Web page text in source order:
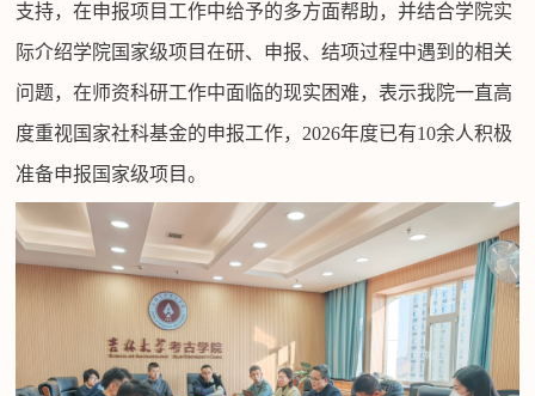
支持，在申报项目工作中给予的多方面帮助，并结合学院实
际介绍学院国家级项目在研、申报、结项过程中遇到的相关
问题，在师资科研工作中面临的现实困难，表示我院一直高
度重视国家社科基金的申报工作，2026年度已有10余人积极
准备申报国家级项目。